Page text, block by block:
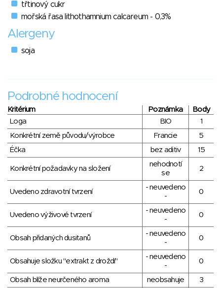
třtinový cukr
mořská řasa lithothamnium calcareum - 0,3%
Alergeny
soja
Podrobné hodnocení
Kritérium Poznámka
Body
Loga
BIO
1
Konkrétní země původu/výrobce
Francie
5
Éčka
bez aditiv 15
Konkrétní požadavky na složení
nehodnotí
se
2
Uvedeno zdravotní tvrzení
- neuvedeno
-
0
Uvedeno výživové tvrzení
- neuvedeno
-
0
Obsah přidaných dusitanů
- neuvedeno
-
0
Obsahuje složku "extrakt z droždí"
- neuvedeno
-
0
Obsah blíže neurčeného aroma neobsahuje
3